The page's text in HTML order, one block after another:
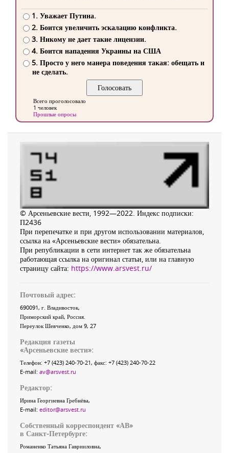
1. Уважает Путина.
2. Боится увеличить эскалацию конфликта.
3. Никому не дает такие лицензии.
4. Боится нападения Украины на США
5. Просто у него манера поведения такая: обещать и
не сделать.
Всего проголосовало
1 человек
Прошлые опросы
© Арсеньевские вести, 1992—2022. Индекс подписки:
П2436
При перепечатке и при другом использовании материалов,
ссылка на «Арсеньевские вести» обязательна.
При републикации в сети интернет так же обязательна
работающая ссылка на оригинал статьи, или на главную
страницу сайта: https://www.arsvest.ru/
Почтовый адрес:
690091, г. Владивосток,
Приморский край, Россия
Переулок Шевченко, дом 9, 27
Редакция газеты
«Арсеньевские вести»:
Телефон: +7 (423) 240-70-21, факс: +7 (423) 240-70-22
E-mail: av@arsvest.ru
Редактор:
Ирина Георгиевна Гребнёва,
E-mail: editor@arsvest.ru
Собственный корреспондент «АВ»
в Санкт-Петербурге:
Романенко Татьяна Гаврииловна,